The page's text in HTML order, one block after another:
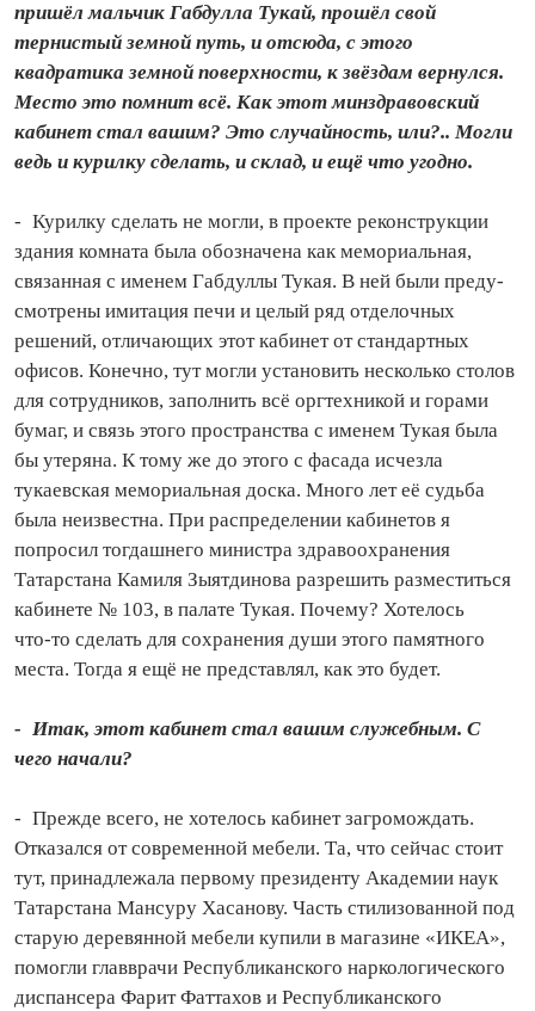
пришёл мальчик Габдулла Тукай, прошёл свой
тернистый земной путь, и отсюда, с этого
квадратика земной поверхности, к звёздам вернулся.
Место это помнит всё. Как этот минздравовский
кабинет стал вашим? Это случайность, или?.. Могли
ведь и курилку сделать, и склад, и ещё что угодно.
- Курилку сделать не могли, в проекте реконструкции
здания комната была обозначена как мемориальная,
связанная с именем Габдуллы Тукая. В ней были пре­ду­
смотрены имитация печи и целый ряд отделочных
решений, отличающих этот кабинет от стандартных
офисов. Конечно, тут могли установить несколько столов
для сотрудников, заполнить всё оргтехникой и горами
бумаг, и связь этого пространства с именем Тукая была
бы утеряна. К тому же до этого с фасада исчезла
тукаевская мемориальная доска. Много лет её судьба
была неизвестна. При распределении кабинетов я
попросил то­гдашнего министра здравоохранения
Татарстана Камиля Зыятдинова разрешить разместиться
кабинете № 103, в палате Тукая. Почему? Хотелось
что‑то сделать для сохранения души этого памятного
места. Тогда я ещё не представлял, как это будет.
- Итак, этот кабинет стал вашим служебным. С
чего начали?
- Прежде всего, не хотелось кабинет загромождать.
Отказался от современной мебели. Та, что сейчас стоит
тут, принадлежала первому президенту Академии наук
Татарстана Мансуру Хасанову. Часть стилизованной под
старую деревянной мебели купили в магазине «ИКЕА»,
помогли главврачи Республиканского наркологического
диспансера Фарит Фаттахов и Республиканского